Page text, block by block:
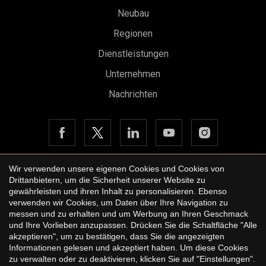
Neubau
Regionen
Dienstleistungen
Unternehmen
Nachrichten
Copyright © 2026 Urbane International Real Estate
Rechtshinweis der Website
Datenschutzbestimmungen
Cookie-Richtlinie
byiEstrategic
Wir verwenden unsere eigenen Cookies und Cookies von
Drittanbietern, um die Sicherheit unserer Website zu
gewährleisten und ihren Inhalt zu personalisieren. Ebenso
verwenden wir Cookies, um Daten über Ihre Navigation zu
messen und zu erhalten und um Werbung an Ihren Geschmack
und Ihre Vorlieben anzupassen. Drücken Sie die Schaltfläche "Alle
akzeptieren", um zu bestätigen, dass Sie die angezeigten
Informationen gelesen und akzeptiert haben. Um diese Cookies
zu verwalten oder zu deaktivieren, klicken Sie auf "Einstellungen".
Konfiguration speichern Alle akzeptieren